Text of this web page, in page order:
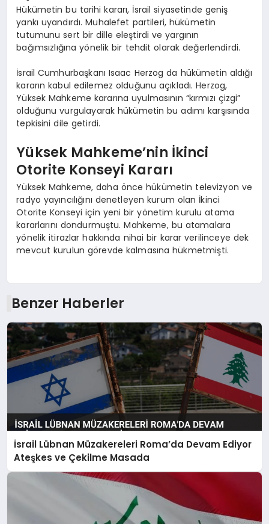
Hükümetin bu tarihi kararı, İsrail siyasetinde geniş
yankı uyandırdı. Muhalefet partileri, hükümetin
tutumunu sert bir dille eleştirdi ve yargının
bağımsızlığına yönelik bir tehdit olarak değerlendirdi.
İsrail Cumhurbaşkanı Isaac Herzog da hükümetin aldığı
kararın kabul edilemez olduğunu açıkladı. Herzog,
Yüksek Mahkeme kararına uyulmasının “kırmızı çizgi”
olduğunu vurgulayarak hükümetin bu adımı karşısında
tepkisini dile getirdi.
Yüksek Mahkeme’nin İkinci
Otorite Konseyi Kararı
Yüksek Mahkeme, daha önce hükümetin televizyon ve
radyo yayıncılığını denetleyen kurum olan İkinci
Otorite Konseyi için yeni bir yönetim kurulu atama
kararlarını dondurmuştu. Mahkeme, bu atamalara
yönelik itirazlar hakkında nihai bir karar verilinceye dek
mevcut kurulun görevde kalmasına hükmetmişti.
Benzer Haberler
İsrail Lübnan Müzakereleri Roma’da Devam Ediyor
Ateşkes ve Çekilme Masada